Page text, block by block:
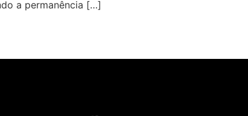
a permanência […]